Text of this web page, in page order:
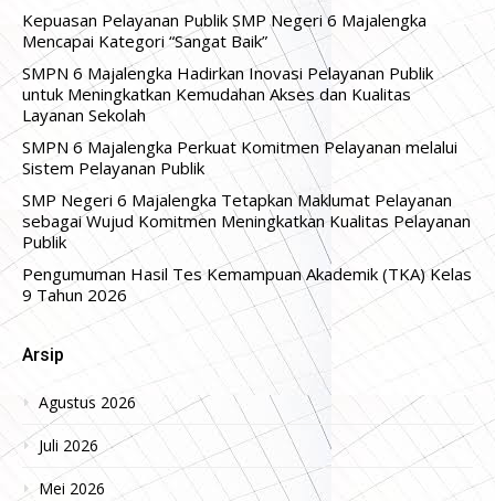
Kepuasan Pelayanan Publik SMP Negeri 6 Majalengka
Mencapai Kategori “Sangat Baik”
SMPN 6 Majalengka Hadirkan Inovasi Pelayanan Publik
untuk Meningkatkan Kemudahan Akses dan Kualitas
Layanan Sekolah
SMPN 6 Majalengka Perkuat Komitmen Pelayanan melalui
Sistem Pelayanan Publik
SMP Negeri 6 Majalengka Tetapkan Maklumat Pelayanan
sebagai Wujud Komitmen Meningkatkan Kualitas Pelayanan
Publik
Pengumuman Hasil Tes Kemampuan Akademik (TKA) Kelas
9 Tahun 2026
Arsip
Agustus 2026
Juli 2026
Mei 2026